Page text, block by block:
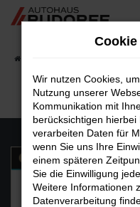
Zum
Wir nutzen Cookies,
Nutzung unserer
Kommunikation mit
berücksichtigen
verarbeiten Daten für
wenn Sie uns Ihre
einem späteren
Sie die Einwilligung
Weitere Informationen
Datenverarbeitung